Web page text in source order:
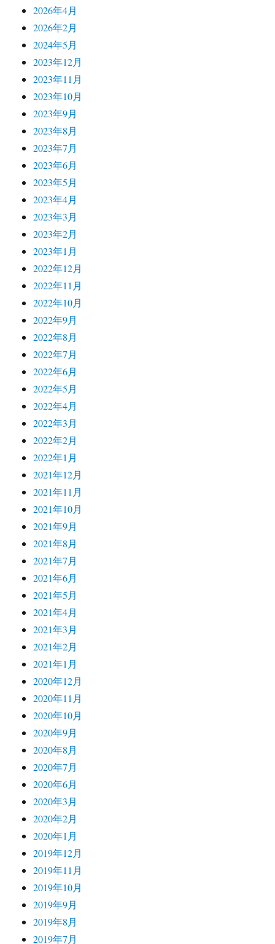
2026年4月
2026年2月
2024年5月
2023年12月
2023年11月
2023年10月
2023年9月
2023年8月
2023年7月
2023年6月
2023年5月
2023年4月
2023年3月
2023年2月
2023年1月
2022年12月
2022年11月
2022年10月
2022年9月
2022年8月
2022年7月
2022年6月
2022年5月
2022年4月
2022年3月
2022年2月
2022年1月
2021年12月
2021年11月
2021年10月
2021年9月
2021年8月
2021年7月
2021年6月
2021年5月
2021年4月
2021年3月
2021年2月
2021年1月
2020年12月
2020年11月
2020年10月
2020年9月
2020年8月
2020年7月
2020年6月
2020年3月
2020年2月
2020年1月
2019年12月
2019年11月
2019年10月
2019年9月
2019年8月
2019年7月